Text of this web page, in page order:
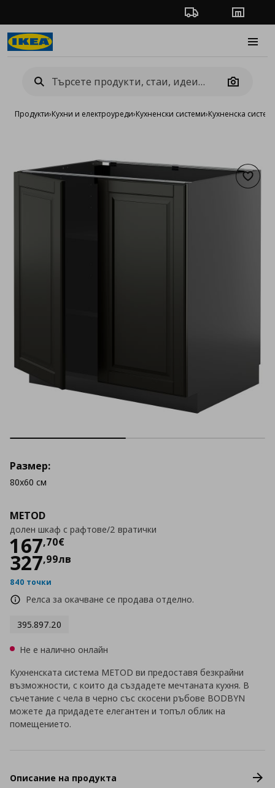
Проследяване на
Camera
Продукти›Кухни и електроуреди›Кухненски системи›Кухненска
METOD
долен шкаф с рафтове/2 вратички
167,70€
Цена
327,99лв
840 точки
Релса за окачване се продава отделно.
395.897.20
Размер:
80x60 см
Не е налично онлайн
Кухненската система METOD ви предоставя безкрайни
възможности, с които да създадете мечтаната кухня. В
съчетание с чела в черно със скосени ръбове BODBYN
можете да придадете елегантен и топъл облик на
помещението.
Описание на продукта